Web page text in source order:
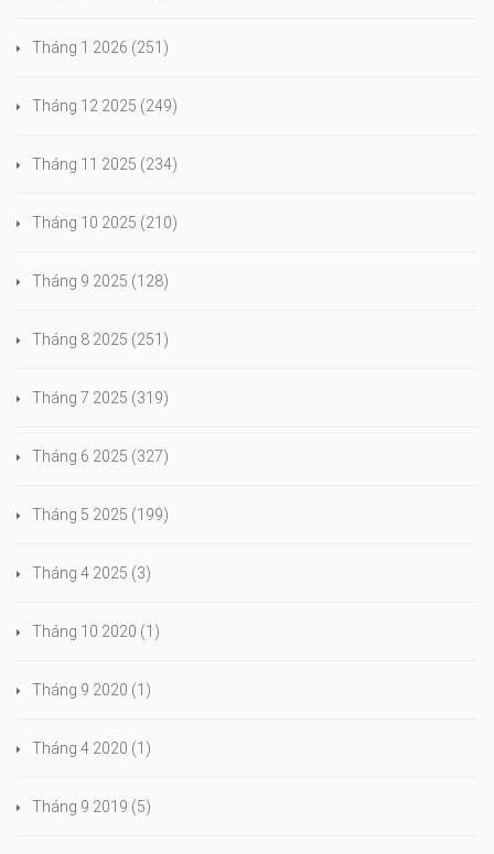
Tháng 1 2026 (251)
Tháng 12 2025 (249)
Tháng 11 2025 (234)
Tháng 10 2025 (210)
Tháng 9 2025 (128)
Tháng 8 2025 (251)
Tháng 7 2025 (319)
Tháng 6 2025 (327)
Tháng 5 2025 (199)
Tháng 4 2025 (3)
Tháng 10 2020 (1)
Tháng 9 2020 (1)
Tháng 4 2020 (1)
Tháng 9 2019 (5)